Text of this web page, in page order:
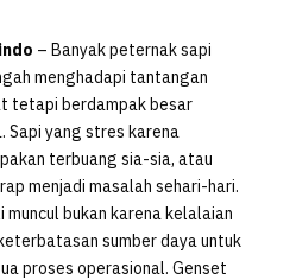
– Banyak peternak sapi
menghadapi tantangan
tetapi berdampak besar
Sapi yang stres karena
terbuang sia-sia, atau
menjadi masalah sehari-hari.
bukan karena kelalaian
sumber daya untuk
proses operasional. Genset